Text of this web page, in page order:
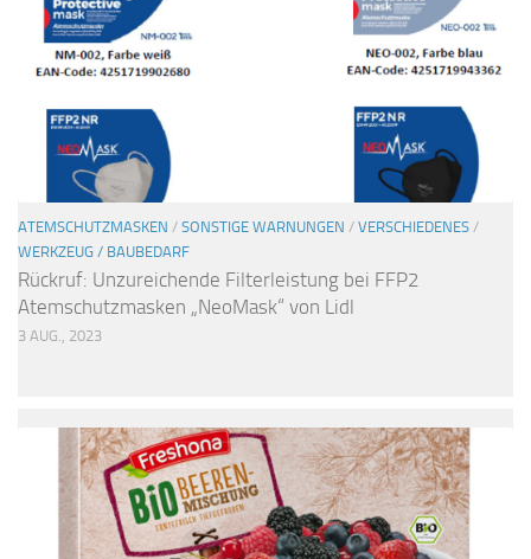
ATEMSCHUTZMASKEN / SONSTIGE WARNUNGEN / VERSCHIEDENES /
WERKZEUG / BAUBEDARF
Rückruf: Unzureichende Filterleistung bei FFP2
Atemschutzmasken „NeoMask“ von Lidl
3 AUG., 2023